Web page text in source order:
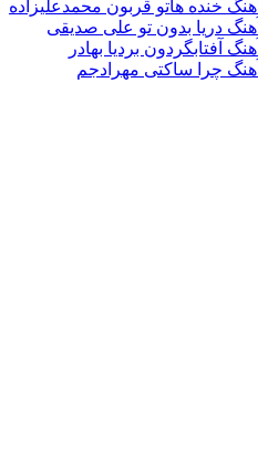
قربون محمدعلیزاده
بدون تو علی صدیقی
بردیا بهادر
مهرادجم